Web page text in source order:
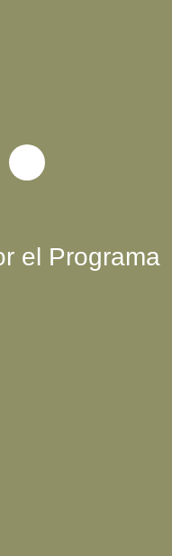
el Programa